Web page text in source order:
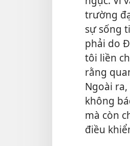
trường
sự sống
phải do
tôi liền
rằng
Ngoài
không
mà còn
điều